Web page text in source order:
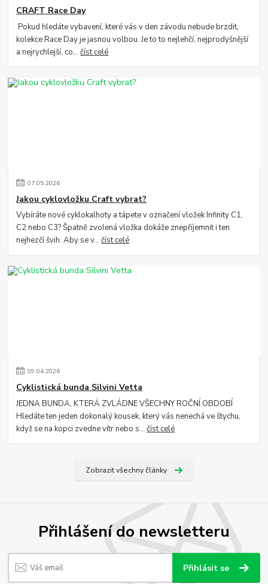
CRAFT Race Day
Pokud hledáte vybavení, které vás v den závodu nebude brzdit,
kolekce Race Day je jasnou volbou. Je to to nejlehčí, nejprodyšnější
a nejrychlejší, co...číst celé
07.05.2026
Jakou cyklovložku Craft vybrat?
Vybíráte nové cyklokalhoty a tápete v označení vložek Infinity C1,
C2 nebo C3? Špatně zvolená vložka dokáže znepříjemnit i ten
nejhezčí švih. Aby se v...číst celé
09.04.2026
Cyklistická bunda Silvini Vetta
JEDNA BUNDA, KTERÁ ZVLÁDNE VŠECHNY ROČNÍ OBDOBÍ
Hledáte ten jeden dokonalý kousek, který vás nenechá ve štychu,
když se na kopci zvedne vítr nebo s...číst celé
Zobrazit všechny články
Přihlášení do newsletteru
Přihlásit se